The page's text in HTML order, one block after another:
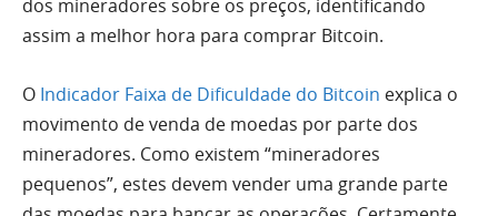
dos mineradores sobre os preços, identificando
assim a melhor hora para comprar Bitcoin.
O Indicador Faixa de Dificuldade do Bitcoin explica o
movimento de venda de moedas por parte dos
mineradores. Como existem “mineradores
pequenos”, estes devem vender uma grande parte